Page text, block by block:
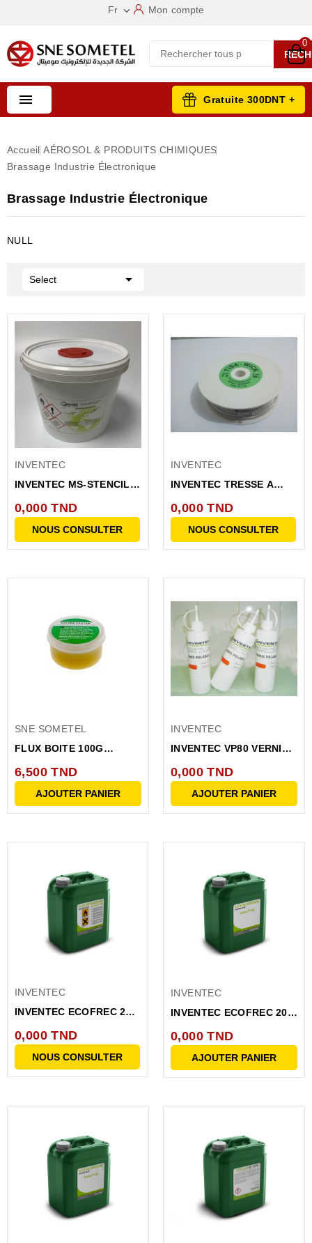
Fr  Mon compte
0
 Gratuite 300DNT +
Accueil AÉROSOL & PRODUITS CHIMIQUES
Brassage Industrie Électronique
Brassage Industrie Électronique
NULL
Select 
INVENTEC
INVENTEC MS-STENCIL
0,000 TND
NOUS CONSULTER
INVENTEC
INVENTEC TRESSE A
30M
0,000 TND
NOUS CONSULTER
SNE SOMETEL
FLUX BOITE 100G
6,500 TND
AJOUTER PANIER
INVENTEC
INVENTEC VP80 VERNIS
MASQUAGE...
0,000 TND
AJOUTER PANIER
INVENTEC
INVENTEC ECOFREC 200
0,000 TND
NOUS CONSULTER
INVENTEC
INVENTEC ECOFREC 205
0,000 TND
AJOUTER PANIER